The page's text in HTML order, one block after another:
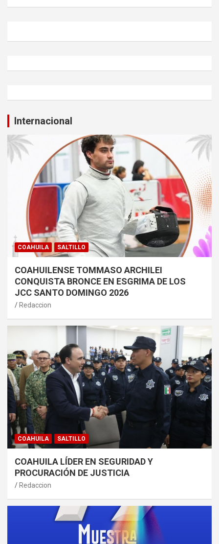
Internacional
COAHUILA SALTILLO
COAHUILENSE TOMMASO ARCHILEI
CONQUISTA BRONCE EN ESGRIMA DE LOS
JCC SANTO DOMINGO 2026
Redaccion
COAHUILA SALTILLO
COAHUILA LÍDER EN SEGURIDAD Y
PROCURACIÓN DE JUSTICIA
Redaccion